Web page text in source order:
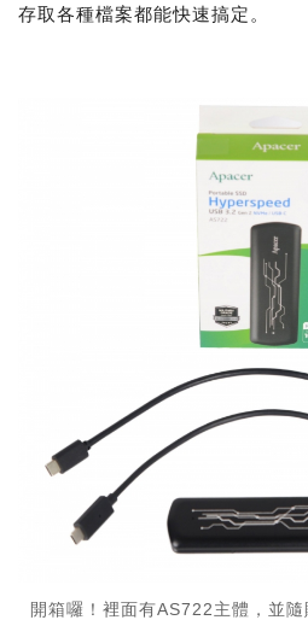
存取各種檔案都能快速搞定。
開箱囉！裡面有AS722主體，並